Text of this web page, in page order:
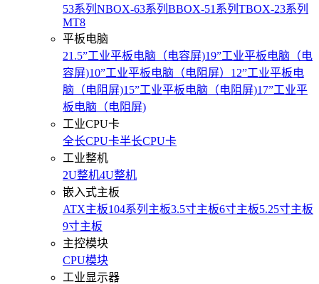
53系列 NBOX-63系列 BBOX-51系列 TBOX-23系列
MT8
平板电脑
21.5”工业平板电脑（电容屏)19”工业平板电脑（电
容屏)10”工业平板电脑（电阻屏） 12”工业平板电
脑（电阻屏)15”工业平板电脑（电阻屏)17”工业平
板电脑（电阻屏)
工业CPU卡
全长CPU卡半长CPU卡
工业整机
2U整机4U整机
嵌入式主板
ATX主板104系列主板3.5寸主板6寸主板5.25寸主板
9寸主板
主控模块
CPU模块
工业显示器